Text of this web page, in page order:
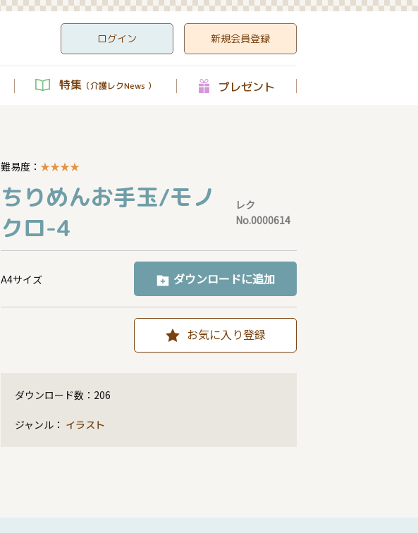
ログイン 新規会員登録
特集 （介護レクNews ） プレゼント
難易度： ★★★★
ちりめんお手玉/モノ
クロ-4
レク
No.0000614
A4サイズ ダウンロードに追加
お気に入り登録
ダウンロード数： 206
ジャンル： イラスト